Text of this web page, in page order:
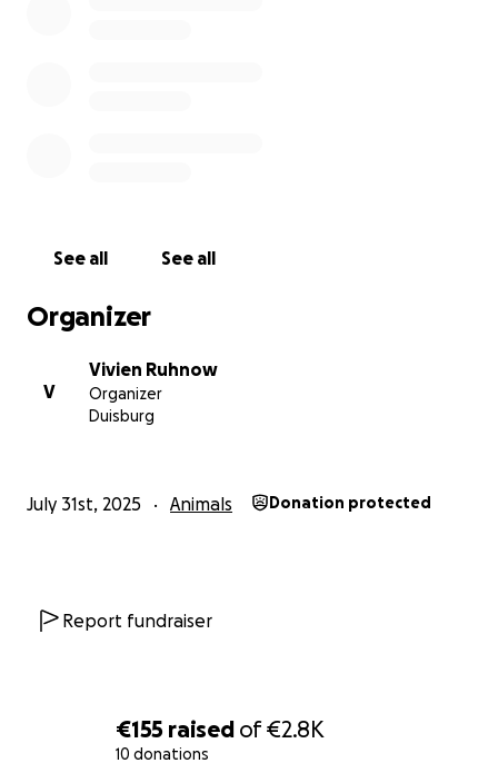
€155 raised of€2.8K
10 donations
See all See all
Organizer
V
Vivien Ruhnow
Organizer
Duisburg
July 31st, 2025 Animals Donation protected
Report fundraiser